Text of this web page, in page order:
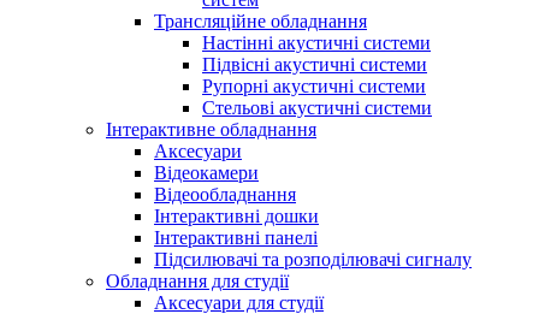
Трансляційне обладнання
Настінні акустичні системи
Підвісні акустичні системи
Рупорні акустичні системи
Стельові акустичні системи
Інтерактивне обладнання
Аксесуари
Відеокамери
Відеообладнання
Інтерактивні дошки
Інтерактивні панелі
Підсилювачі та розподілювачі сигналу
Обладнання для студії
Аксесуари для студії